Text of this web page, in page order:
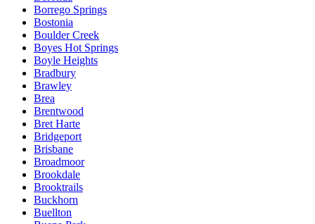
Borrego Springs
Bostonia
Boulder Creek
Boyes Hot Springs
Boyle Heights
Bradbury
Brawley
Brea
Brentwood
Bret Harte
Bridgeport
Brisbane
Broadmoor
Brookdale
Brooktrails
Buckhorn
Buellton